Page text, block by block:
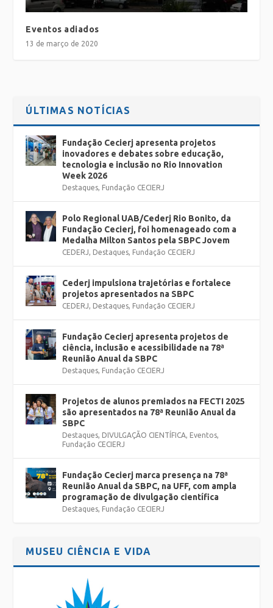
Eventos adiados
13 de março de 2020
ÚLTIMAS NOTÍCIAS
Fundação Cecierj apresenta projetos
inovadores e debates sobre educação,
tecnologia e inclusão no Rio Innovation
Week 2026
Destaques, Fundação CECIERJ
Polo Regional UAB/Cederj Rio Bonito, da
Fundação Cecierj, foi homenageado com a
Medalha Milton Santos pela SBPC Jovem
CEDERJ, Destaques, Fundação CECIERJ
Cederj impulsiona trajetórias e fortalece
projetos apresentados na SBPC
CEDERJ, Destaques, Fundação CECIERJ
Fundação Cecierj apresenta projetos de
ciência, inclusão e acessibilidade na 78ª
Reunião Anual da SBPC
Destaques, Fundação CECIERJ
Projetos de alunos premiados na FECTI 2025
são apresentados na 78ª Reunião Anual da
SBPC
Destaques, DIVULGAÇÃO CIENTÍFICA, Eventos,
Fundação CECIERJ
Fundação Cecierj marca presença na 78ª
Reunião Anual da SBPC, na UFF, com ampla
programação de divulgação científica
Destaques, Fundação CECIERJ
MUSEU CIÊNCIA E VIDA